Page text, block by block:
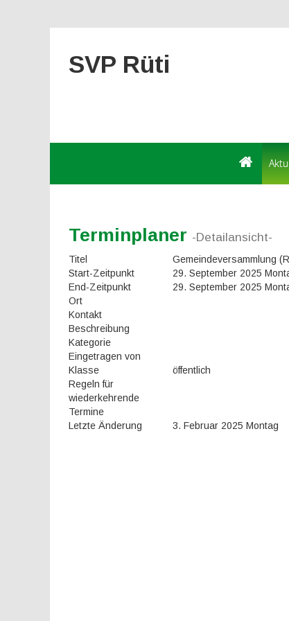
SVP Rüti
Terminplaner -Detailansicht-
Titel
Gemeindeversammlung
Start-Zeitpunkt
29. September 2025
End-Zeitpunkt
29. September 2025
Ort
Kontakt
Beschreibung
Kategorie
Eingetragen von
Klasse
öffentlich
Regeln für
wiederkehrende
Termine
Letzte Änderung
3. Februar 2025 Montag